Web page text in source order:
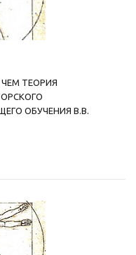
ЧЕМ ТЕОРИЯ
ОБУЧЕНИЯ В.В.